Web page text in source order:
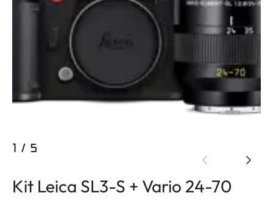
1 / 5
Kit Leica SL3-S + Vario 24-70